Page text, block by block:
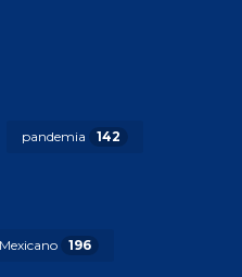
pandemia 142
196